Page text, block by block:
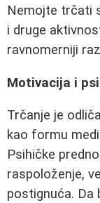
Nemojte trčati
i druge
ravnomerniji
Motivacija i
Trčanje je
kao formu
Psihičke
raspoloženje,
postignuća. Da